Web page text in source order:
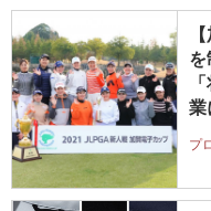
を
業
プ